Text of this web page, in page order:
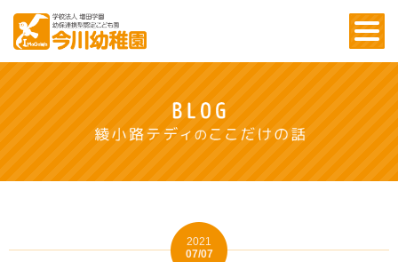
2021
07/07